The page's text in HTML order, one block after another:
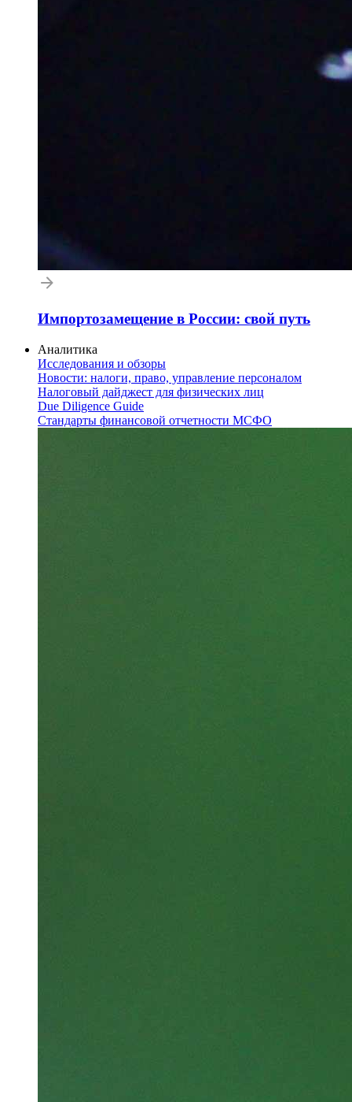
Импортозамещение в России: свой путь
Аналитика
Исследования и обзоры
Новости: налоги, право, управление персоналом
Налоговый дайджест для физических лиц
Due Diligence Guide
Стандарты финансовой отчетности МСФО